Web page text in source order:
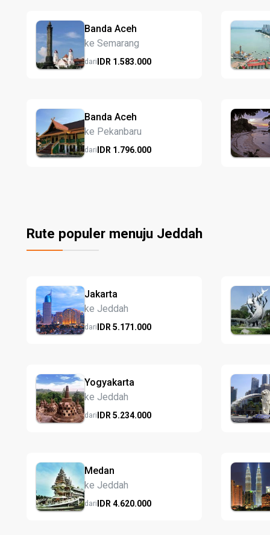
Banda Aceh
ke Semarang
dariIDR 1.583.000
Banda Aceh
ke Pekanbaru
dariIDR 1.796.000
Rute populer menuju Jeddah
Jakarta
ke Jeddah
dariIDR 5.171.000
Yogyakarta
ke Jeddah
dariIDR 5.234.000
Medan
ke Jeddah
dariIDR 4.620.000